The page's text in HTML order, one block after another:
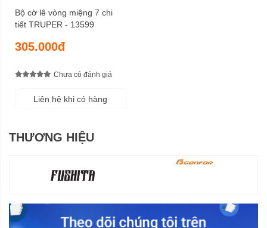
Bộ cờ lê vòng miệng 7 chi
tiết TRUPER - 13599
305.000đ
Chưa có đánh giá
Liên hệ khi có hàng
THƯƠNG HIỆU